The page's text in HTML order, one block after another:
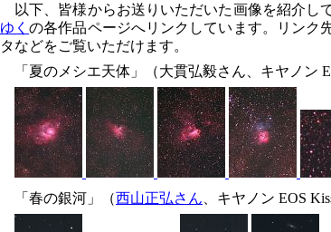
以下、皆様からお送りいただいた画像を紹介し
ゆくの各作品ページへリンクしています。リンク
タなどをご覧いただけます。
「夏のメシエ天体」（大貫弘毅さん、キヤノン
「春の銀河」（西山正弘さん 、キヤノン EOS